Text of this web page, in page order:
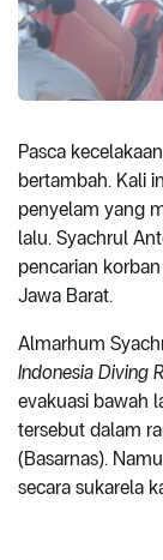
Pasca
bertambah. Kali
penyelam yang
lalu. Syachrul
pencarian
Jawa Barat.
Almarhum
Indonesia Diving
evakuasi bawah
tersebut dalam
(Basarnas).
secara sukarela